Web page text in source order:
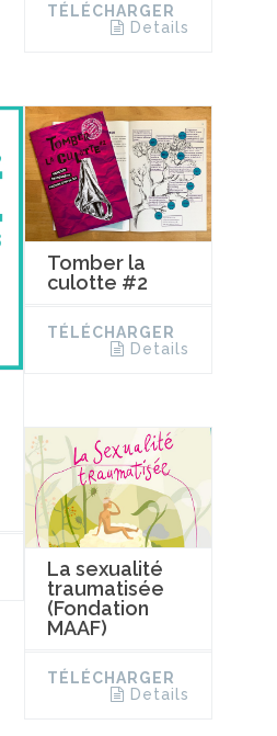
TÉLÉCHARGER
Details
Tomber la
culotte #2
TÉLÉCHARGER
Details
La sexualité
traumatisée
(Fondation
MAAF)
TÉLÉCHARGER
Details